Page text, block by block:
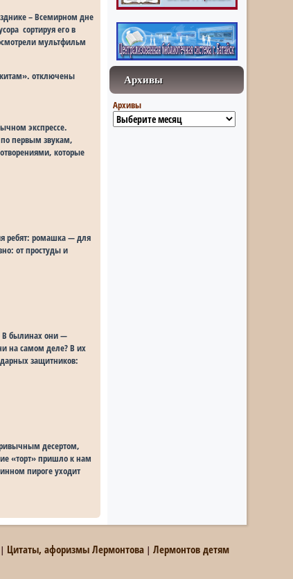
– Всемирном дне
сортируя его в
мультфильм
отключены
экспрессе.
первым звукам,
которые
ребят: ромашка — для
от простуды и
В былинах они —
на самом деле? В их
защитников:
десертом,
«торт» пришло к нам
пироге уходит
Архивы
Архивы
| Цитаты, афоризмы Лермонтова | Лермонтов детям